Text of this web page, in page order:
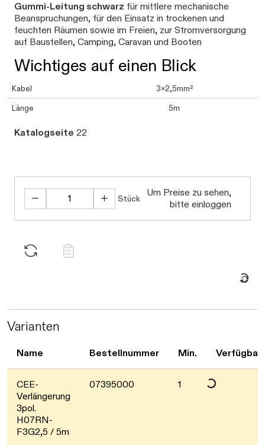
Gummi-Leitung schwarz für mittlere mechanische
Beanspruchungen, für den Einsatz in trockenen und
feuchten Räumen sowie im Freien, zur Stromversorgung
auf Baustellen, Camping, Caravan und Booten
Wichtiges auf einen Blick
Kabel 3x2,5mm²
Länge 5m
Katalogseite 22
Stück
Um Preise zu sehen,
bitte einloggen
Daten
Varianten
Name Bestellnummer Min.
CEE-
Verlängerung
3pol.
H07RN-
F3G2,5 / 5m
07395000 1 Daten werden
Daten werden